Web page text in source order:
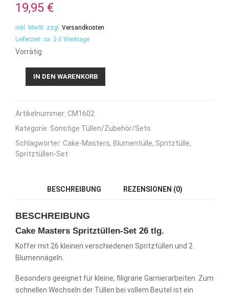
19,95 €
inkl. MwSt. zzgl. Versandkosten
Lieferzeit: ca. 2-3 Werktage
Vorrätig
26
tlg.
IN DEN WARENKORB
Artikelnummer: CM1602
Kategorie: Sonstige Tüllen/Zubehör/Sets
Schlagwörter: Cake-Masters, Blumentülle, Spritztülle,
Spritztüllen-Set
BESCHREIBUNG REZENSIONEN (0)
BESCHREIBUNG
Cake Masters Spritztüllen-Set 26 tlg.
Koffer mit 26 kleinen verschiedenen Spritztüllen und 2
Blumennägeln.
Besonders geeignet für kleine, filigrane Garnierarbeiten. Zum
schnellen Wechseln der Tüllen bei vollem Beutel ist ein